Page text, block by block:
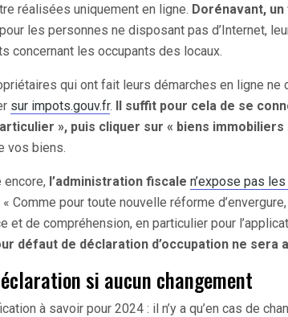
réalisées uniquement en ligne. Dorénavant,
pour les personnes ne disposant pas d’Internet,
concernant les occupants des locaux.
qui ont fait leurs démarches en ligne ne
sur impots.gouv.fr. Il suffit pour cela de se
», puis cliquer sur « biens immobiliers
vos biens.
encore, l’administration fiscale n’expose pas
« Comme pour toute nouvelle réforme
et de compréhension, en particulier pour
défaut de déclaration d’occupation ne sera
si aucun changement
à savoir pour 2024 : il n’y a qu’en cas de